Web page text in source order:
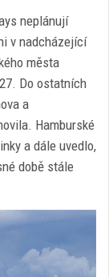
neplánují
v nadcházející
města
Do ostatních
a
Hamburské
a dále uvedlo,
době stále